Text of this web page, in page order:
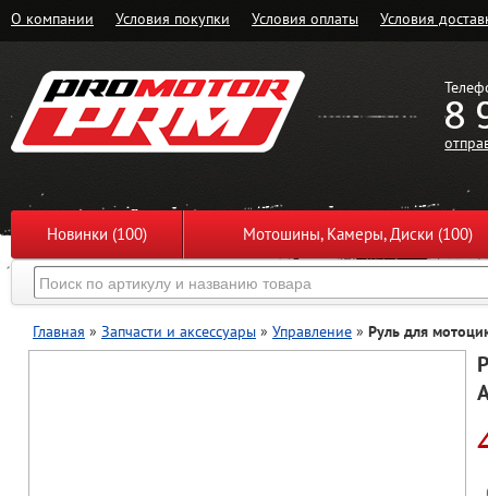
О компании Условия покупки Условия оплаты Условия
8
Новинки (100) Мотошины, Камеры, Диски (100)
Главная » Запчасти и аксессуары » Управление » Руль для